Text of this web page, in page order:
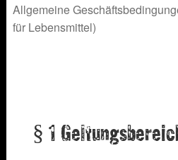
Allgemeine
für Lebensmittel)
§ 1